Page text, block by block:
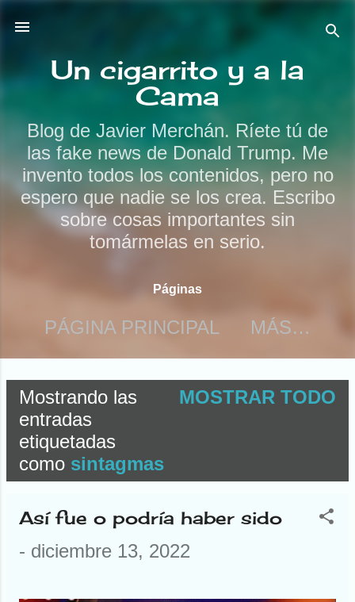
Ir al contenido principal
Un cigarrito y a la
Cama
Blog de Javier Merchán. Ríete tú de
las fake news de Donald Trump. Me
invento todos los contenidos, pero no
espero que nadie se los crea. Escribo
sobre cosas importantes sin
tomármelas en serio.
Páginas
PÁGINA PRINCIPAL MÁS…
E
n
t
a
Mostrando las
entradas
etiquetadas
como sintagmas
MOSTRAR TODO
Así fue o podría haber sido
- diciembre 13, 2022